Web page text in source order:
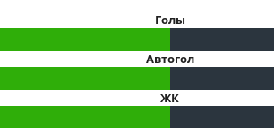
Голы
Автогол
ЖК